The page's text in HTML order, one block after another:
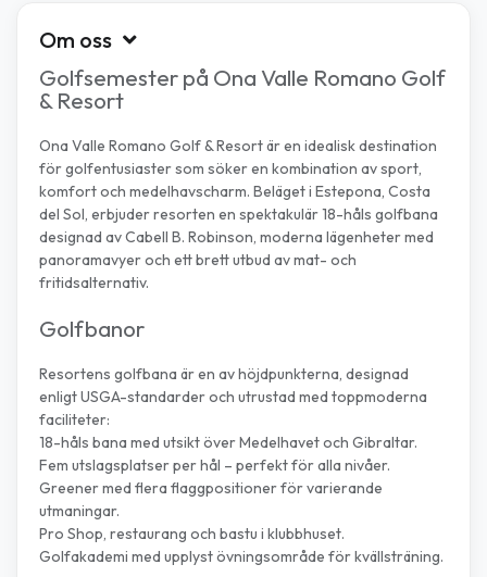
Om oss
Golfsemester på Ona Valle Romano Golf
& Resort
Ona Valle Romano Golf & Resort är en idealisk destination
för golfentusiaster som söker en kombination av sport,
komfort och medelhavscharm. Beläget i Estepona, Costa
del Sol, erbjuder resorten en spektakulär 18-håls golfbana
designad av Cabell B. Robinson, moderna lägenheter med
panoramavyer och ett brett utbud av mat- och
fritidsalternativ.
Golfbanor
Resortens golfbana är en av höjdpunkterna, designad
enligt USGA-standarder och utrustad med toppmoderna
faciliteter:
18-håls bana med utsikt över Medelhavet och Gibraltar.
Fem utslagsplatser per hål – perfekt för alla nivåer.
Greener med flera flaggpositioner för varierande
utmaningar.
Pro Shop, restaurang och bastu i klubbhuset.
Golfakademi med upplyst övningsområde för kvällsträning.